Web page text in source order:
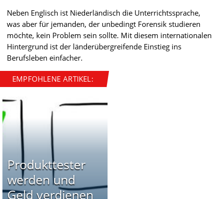
Neben Englisch ist Niederländisch die Unterrichtssprache,
was aber für jemanden, der unbedingt Forensik studieren
möchte, kein Problem sein sollte. Mit diesem internationalen
Hintergrund ist der länderübergreifende Einstieg ins
Berufsleben einfacher.
EMPFOHLENE ARTIKEL:
Produkttester
werden und
Geld verdienen